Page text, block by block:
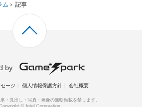
ム › 記事
by
ージ 個人情報保護方針 会社概要
・見出し・写真・画像の無断転載を禁じます。